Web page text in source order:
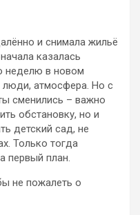
и снимала жильё
казалась
неделю в новом
люди, атмосфера. Но с
сменились – важно
обстановку, но и
детский сад, не
Только тогда
первый план.
не пожалеть о